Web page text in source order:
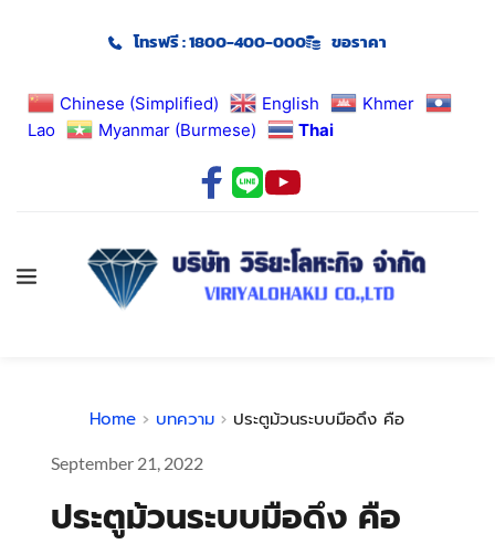
Chinese (Simplified) English
Khmer
Lao
Myanmar (Burmese) Thai
โทรฟรี : 1800-400-000 ขอราคา
Home บทความ ประตูม้วนระบบมือดึง คือ
September 21, 2022
ประตูม้วนระบบมือดึง คือ